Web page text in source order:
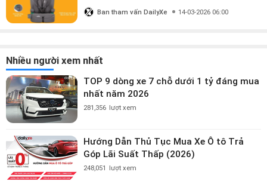
triệu?
Ban tham vấn DailyXe 14-03-2026 06:00
Nhiều người xem nhất
TOP 9 dòng xe 7 chỗ dưới 1 tỷ đáng mua
nhất năm 2026
281,356 lượt xem
Hướng Dẫn Thủ Tục Mua Xe Ô tô Trả
Góp Lãi Suất Thấp (2026)
248,051 lượt xem